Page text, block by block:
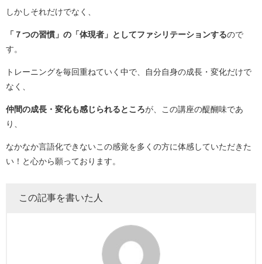
しかしそれだけでなく、
「７つの習慣」の「体現者」としてファシリテーションするので
す。
トレーニングを毎回重ねていく中で、自分自身の成長・変化だけで
なく、
仲間の成長・変化も感じられるところが、この講座の醍醐味であ
り、
なかなか言語化できないこの感覚を多くの方に体感していただきた
い！と心から願っております。
この記事を書いた人